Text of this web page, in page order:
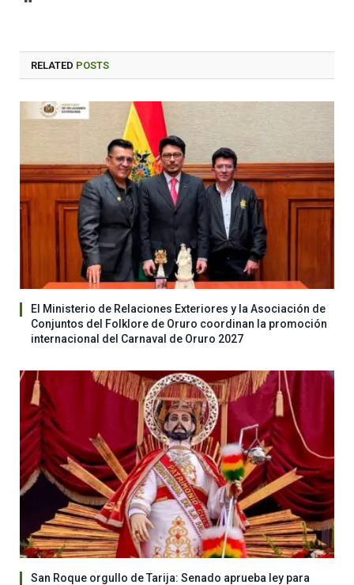
RELATED POSTS
El Ministerio de Relaciones Exteriores y la Asociación de
Conjuntos del Folklore de Oruro coordinan la promoción
internacional del Carnaval de Oruro 2027
San Roque orgullo de Tarija: Senado aprueba ley para